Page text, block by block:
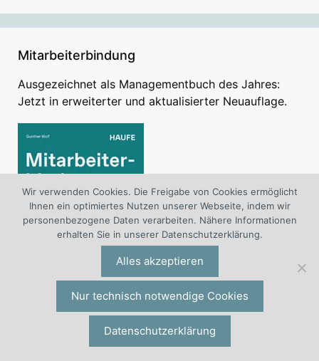
Mitarbeiterbindung
Ausgezeichnet als Managementbuch des Jahres:
Jetzt in erweiterter und aktualisierter Neuauflage.
Mitarbeiterbindung. Strategie und Umsetzung im
Unternehmen.
Wir verwenden Cookies. Die Freigabe von Cookies ermöglicht
Ihnen ein optimiertes Nutzen unserer Webseite, indem wir
personenbezogene Daten verarbeiten. Nähere Informationen
erhalten Sie in unserer Datenschutzerklärung.
Alles akzeptieren
Nur technisch notwendige Cookies
Datenschutzerklärung